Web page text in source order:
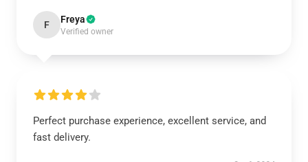
F Freya
Verified owner
Perfect purchase experience, excellent service, and
fast delivery.